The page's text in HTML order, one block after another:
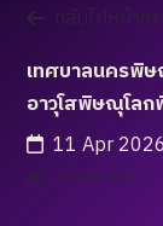
กลับไปหน้าข่า
เทศบาลนครพิ
อาวุโสพิษณุโลก
11 Apr 2026
เข้าชม 8 ครั้ง